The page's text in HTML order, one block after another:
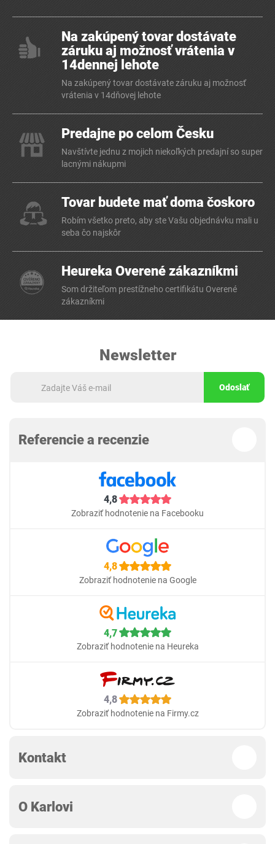
Na zakúpený tovar dostávate
záruku aj možnosť vrátenia v
14dennej lehote
Na zakúpený tovar dostávate záruku aj možnosť
vrátenia v 14dňovej lehote
Predajne po celom Česku
Navštívte jednu z mojich niekoľkých predajní so super
lacnými nákupmi
Tovar budete mať doma čoskoro
Robím všetko preto, aby ste Vašu objednávku mali u
seba čo najskôr
Heureka Overené zákazníkmi
Som držiteľom prestížneho certifikátu Overené
zákazníkmi
Newsletter
Odoslať
Referencie a recenzie
4,8
Zobraziť hodnotenie na Facebooku
4,8
Zobraziť hodnotenie na Google
4,7
Zobraziť hodnotenie na Heureka
4,8
Zobraziť hodnotenie na Firmy.cz
Kontakt
O Karlovi